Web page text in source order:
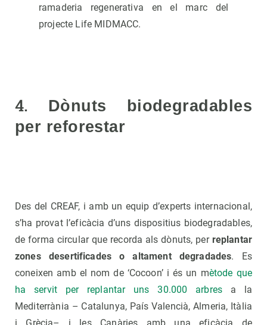
ramaderia regenerativa en el marc del
projecte Life MIDMACC.
4.
Dònuts biodegradables
per reforestar
Des del CREAF, i amb un equip d’experts internacional,
s’ha provat l’eficàcia d’uns dispositius biodegradables,
de forma circular que recorda als dònuts, per replantar
zones desertificades o altament degradades. Es
coneixen amb el nom de ‘Cocoon’ i és un mètode que
ha servit per replantar uns 30.000 arbres a la
Mediterrània – Catalunya, País Valencià, Almeria, Itàlia